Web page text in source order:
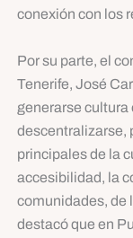
conexión con los
Por su parte, el
Tenerife, José
generarse cultura
descentralizarse,
principales de la
accesibilidad, la
comunidades, de
destacó que en